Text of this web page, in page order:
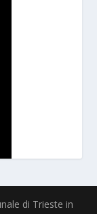
di Trieste in